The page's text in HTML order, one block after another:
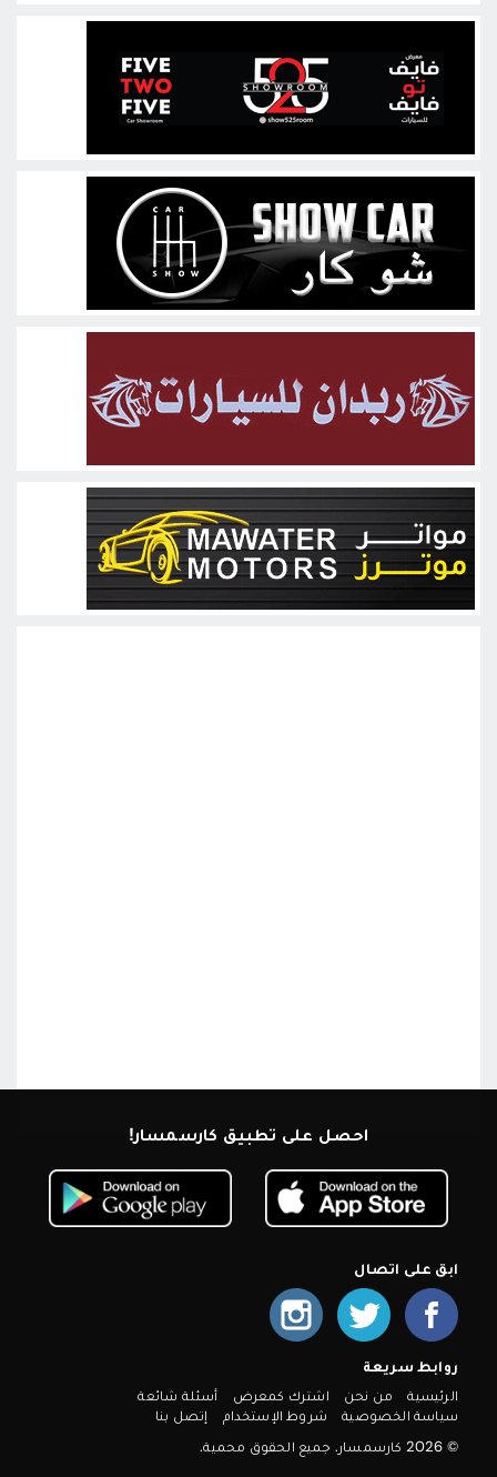
احصل على تطبيق كارسمسار!
ابق على اتصال
روابط سريعة
الرئيسية من نحن اشترك كمعرض
أسئلة شائعة
سياسة الخصوصية
شروط الإستخدام
إتصل بنا
© 2026 كارسمسار. جميع الحقوق محمية.